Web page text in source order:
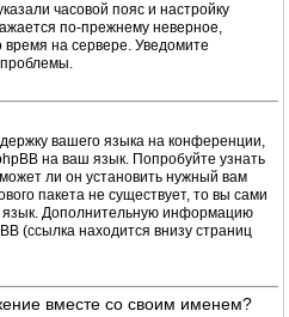
часовой пояс и настройку
по-прежнему неверное,
время на сервере. Уведомите
вашего языка на конференции,
на ваш язык. Попробуйте узнать
ли он установить нужный вам
пакета не существует, то вы сами
язык. Дополнительную информацию
(ссылка находится внизу страниц
вместе со своим именем?